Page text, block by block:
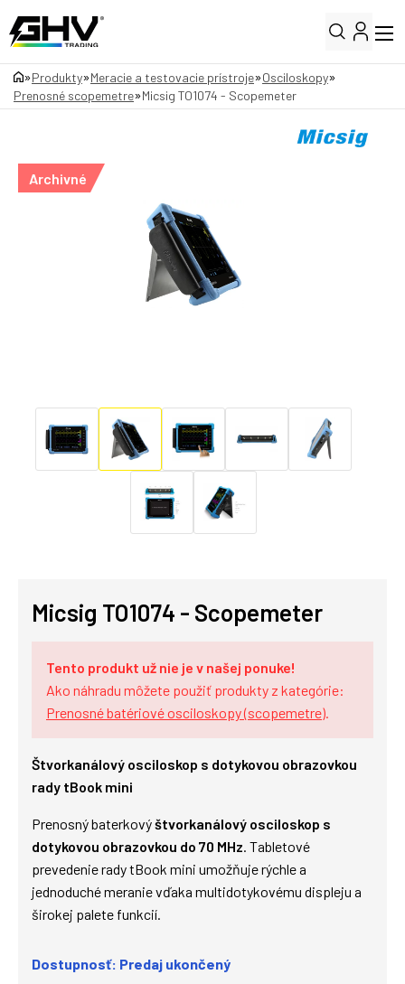
»Produkty»Meracie a testovacie prístroje»Osciloskopy»
Prenosné scopemetre»Micsig TO1074 - Scopemeter
Archivné
Micsig TO1074 - Scopemeter
Tento produkt už nie je v našej ponuke!
Ako náhradu môžete použiť produkty z kategórie:
Prenosné batériové osciloskopy (scopemetre).
Štvorkanálový osciloskop s dotykovou obrazovkou
rady tBook mini
Prenosný baterkovýštvorkanálový osciloskop s
dotykovou obrazovkou do 70 MHz. Tabletové
prevedenie rady tBook mini umožňuje rýchle a
jednoduché meranie vďaka multidotykovému displeju a
širokej palete funkcií.
Dostupnosť: Predaj ukončený